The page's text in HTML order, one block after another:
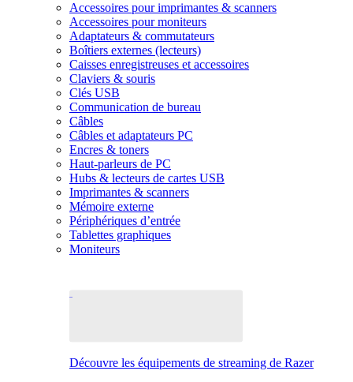
Accessoires pour imprimantes & scanners
Accessoires pour moniteurs
Adaptateurs & commutateurs
Boîtiers externes (lecteurs)
Caisses enregistreuses et accessoires
Claviers & souris
Clés USB
Communication de bureau
Câbles
Câbles et adaptateurs PC
Encres & toners
Haut-parleurs de PC
Hubs & lecteurs de cartes USB
Imprimantes & scanners
Mémoire externe
Périphériques d’entrée
Tablettes graphiques
Moniteurs
Découvre les équipements de streaming de Razer